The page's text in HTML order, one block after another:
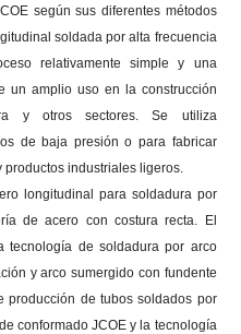
según sus diferentes métodos
soldada por alta frecuencia
relativamente simple y una
un amplio uso en la construcción
y otros sectores.Se utiliza
de baja presión o para fabricar
industriales ligeros.
longitudinal para soldadura por
de acero con costura recta.
El
tecnología de soldadura por arco
y arco sumergido con fundente
producción de tubos soldados por
conformado JCOE y la tecnología